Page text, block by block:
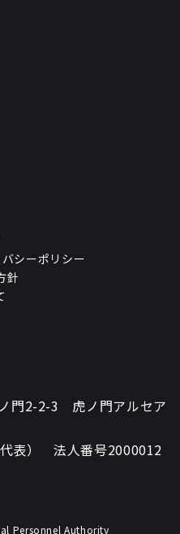
シーポリシー
針
門2-2-3 虎ノ門アルセア
表） 法人番号2000012
Personnel Authority